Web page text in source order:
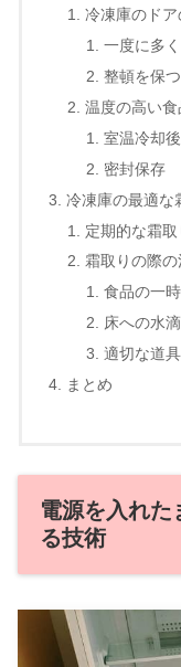
冷凍庫のド
一度に多
整頓を保つ
温度の高い
室温冷却
密封保存
冷凍庫の最適な
定期的な霜
霜取りの際の
食品の一
床への水
適切な道
まとめ
電源を入れた
る技術